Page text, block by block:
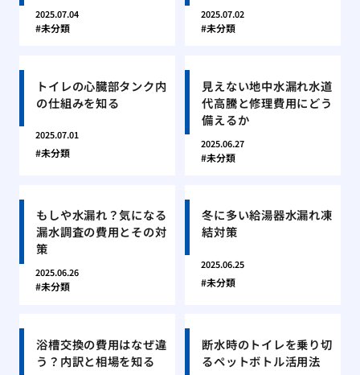
2025.07.04
未分類
2025.07.02
未分類
トイレの心臓部タンク内
の仕組みを知る
2025.07.01
未分類
見えない地中水漏れ水道
代高騰と修理費用にどう
備えるか
2025.06.27
未分類
もしや水漏れ？気になる
漏水調査の費用とその対
策
2025.06.26
未分類
冬に多い給湯器水漏れ凍
結対策
2025.06.25
未分類
浴槽交換の費用はなぜ違
う？内訳と相場を知る
断水時のトイレを乗り切
るペットボトル活用法